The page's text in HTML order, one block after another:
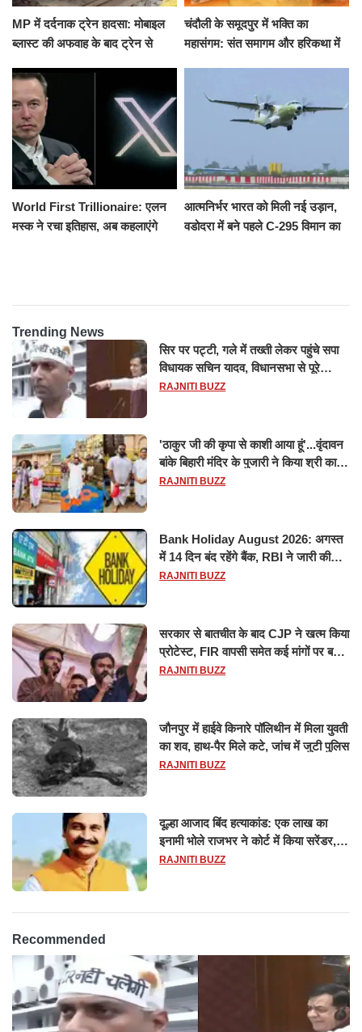
MP में दर्दनाक ट्रेन हादसा: मोबाइल
ब्लास्ट की अफवाह के बाद ट्रेन से
रौंदा, 4 की मौत
चंदौली के समूदपुर में भक्ति का
महासंगम: संत समागम और हरिकथा में
World First Trillionaire: एलन
मस्क ने रचा इतिहास, अब कहलाएंगे
आत्मनिर्भर भारत को मिली नई उड़ान,
वडोदरा में बने पहले C-295 विमान का
Trending News
सिर पर पट्टी, गले में तख्ती लेकर पहुंचे सपा
विधायक सचिन यादव, विधानसभा से पूरे
मानसून सत्र के लिए किया गया निलंबित
RAJNITI BUZZ
'ठाकुर जी की कृपा से काशी आया हूं'...वृंदावन
बांके बिहारी मंदिर के पुजारी ने किया श्री काशी
विश्वनाथ का जलाभिषेक
RAJNITI BUZZ
Bank Holiday August 2026: अगस्त
में 14 दिन बंद रहेंगे बैंक, RBI ने जारी की
छुट्टियों की लिस्ट​​​​​​​
RAJNITI BUZZ
सरकार से बातचीत के बाद CJP ने खत्म किया
प्रोटेस्ट, FIR वापसी समेत कई मांगों पर बनी
सहमति
RAJNITI BUZZ
जौनपुर में हाईवे किनारे पॉलिथीन में मिला युवती
का शव, हाथ-पैर मिले कटे, जांच में जुटी पुलिस
RAJNITI BUZZ
दूल्हा आजाद बिंद हत्याकांड: एक लाख का
इनामी भोले राजभर ने कोर्ट में किया सरेंडर,
14 दिन के लिए भेजा गया जेल
RAJNITI BUZZ
Recommended